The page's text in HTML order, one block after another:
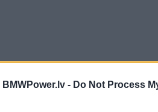
BMWPower.lv - Do Not Process